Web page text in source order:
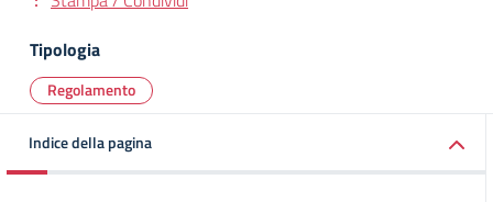
Tipologia
Regolamento
Indice della pagina